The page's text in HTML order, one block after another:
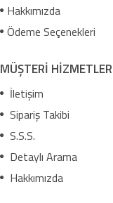
Hakkımızda
Ödeme Seçenekleri
MÜŞTERİ
İletişim
Sipariş Takibi
S.S.S.
Detaylı Arama
Hakkımızda